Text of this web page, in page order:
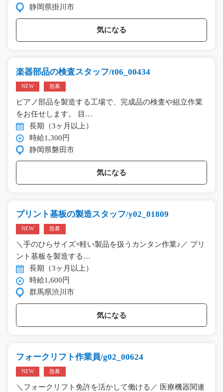
静岡県掛川市
気になる
楽器部品の検査スタッフ/t06_00434
NEW 急募
ピアノ部品を製造する工場で、完成品の検査や組立作業
をお任せします。 目…
長期（3ヶ月以上）
時給1,300円
静岡県磐田市
気になる
プリント基板の製造スタッフ/y02_01809
NEW 急募
＼手のひらサイズ×軽い製品を扱うカンタン作業♪／ プリ
ント基板を製造する…
長期（3ヶ月以上）
時給1,600円
群馬県渋川市
気になる
フォークリフト作業員/g02_00624
NEW 急募
＼フォークリフト免許を活かして働ける／ 医療機器関連